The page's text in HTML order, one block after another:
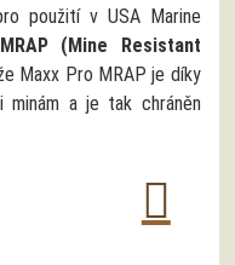
použití v USA Marine
MRAP (Mine Resistant
Maxx Pro MRAP je díky
minám a je tak chráněn